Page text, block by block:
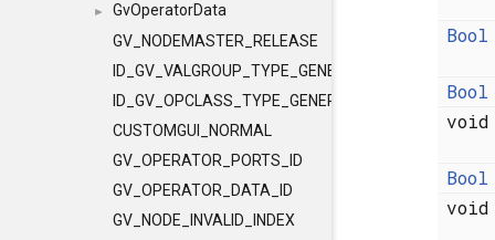
►
GvOperatorData
GV_NODEMASTER_RELEASE
ID_GV_VALGROUP_TYPE_GENERAL
ID_GV_OPCLASS_TYPE_GENERAL
CUSTOMGUI_NORMAL
GV_OPERATOR_PORTS_ID
GV_OPERATOR_DATA_ID
GV_NODE_INVALID_INDEX
Bool
Bool
Bool